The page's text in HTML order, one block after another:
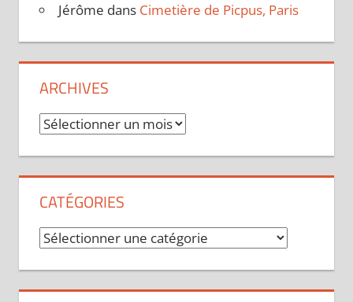
Jérôme dans Cimetière de Picpus, Paris
ARCHIVES
Archives
CATÉGORIES
Catégories